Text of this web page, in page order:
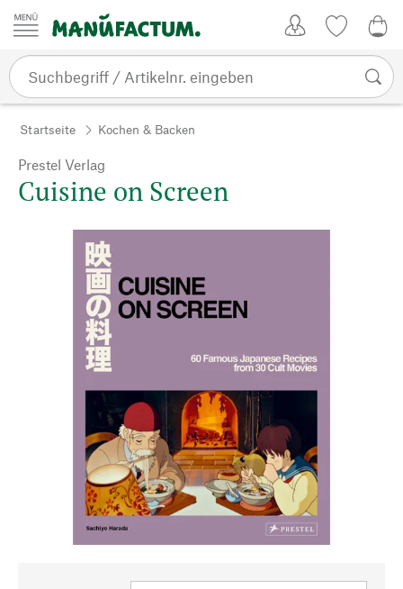
Zum Inhalt springen
Startseite Kochen & Backen
Prestel Verlag
Cuisine on Screen